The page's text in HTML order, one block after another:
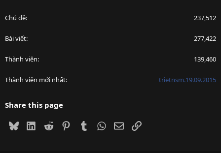
Chủ đề 237,512
Bài viết 277,422
Thành viên 139,460
Thành viên mới nhất trietnsm.19.09.2015
Share this page
BlueskyLinkedIn
Reddit PinterestTumblrWhatsApp
EmailLink